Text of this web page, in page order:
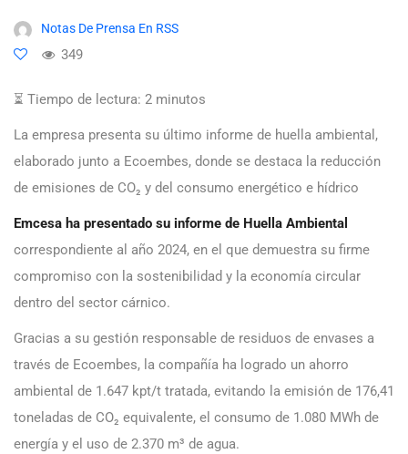
Notas De Prensa En RSS
349
⏳ Tiempo de lectura: 2 minutos
La empresa presenta su último informe de huella ambiental,
elaborado junto a Ecoembes, donde se destaca la reducción
de emisiones de CO₂ y del consumo energético e hídrico
Emcesa ha presentado su informe de Huella Ambiental
correspondiente al año 2024, en el que demuestra su firme
compromiso con la sostenibilidad y la economía circular
dentro del sector cárnico.
Gracias a su gestión responsable de residuos de envases a
través de Ecoembes, la compañía ha logrado un ahorro
ambiental de 1.647 kpt/t tratada, evitando la emisión de 176,41
toneladas de CO₂ equivalente, el consumo de 1.080 MWh de
energía y el uso de 2.370 m³ de agua.